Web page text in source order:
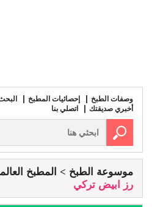
وصفات الطبخ إحصائيات المطبخ
أخبري صديقتك
اتصلي بنا
موسوعة الطبخ المطبخ
رز ابيض تركي